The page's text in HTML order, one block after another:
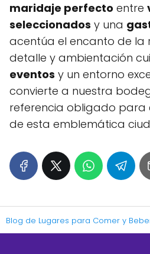
maridaje perfecto entre
seleccionados y una
acentúa el encanto de la
detalle y ambientación
eventos y un entorno
convierte a nuestra
referencia obligado para
de esta emblemática
Blog de Lugares para Comer y